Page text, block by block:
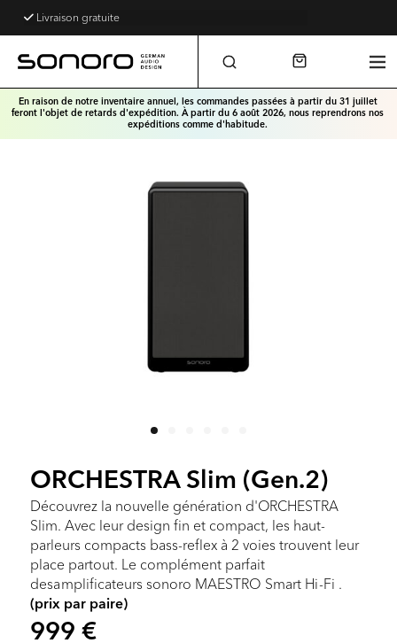
Livraison gratuite
Assistance téléphonique gratuite
En raison de notre inventaire annuel, les commandes passées à partir du 31 juillet
feront l'objet de retards d'expédition. À partir du 6 août 2026, nous reprendrons nos
expéditions comme d'habitude.
ORCHESTRA Slim (Gen.2)
Découvrez la nouvelle génération d'ORCHESTRA
Slim. Avec leur design fin et compact, les haut-
parleurs compacts bass-reflex à 2 voies trouvent leur
place partout. Le complément parfait
desamplificateurs sonoro MAESTRO Smart Hi-Fi .
(prix par paire)
999 €